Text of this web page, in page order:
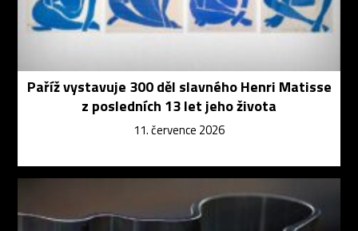
Paříž vystavuje 300 děl slavného Henri Matisse
z posledních 13 let jeho života
11. července 2026